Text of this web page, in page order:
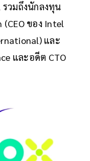
รวมถึงนักลงทุน
ของ Intel
และ
และอดีต CTO